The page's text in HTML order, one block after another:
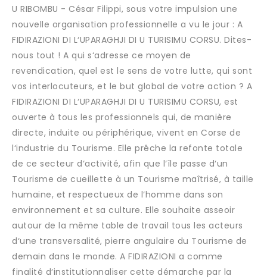
U RIBOMBU - César Filippi, sous votre impulsion une
nouvelle organisation professionnelle a vu le jour : A
FIDIRAZIONI DI L‘UPARAGHJI DI U TURISIMU CORSU. Dites-
nous tout ! A qui s‘adresse ce moyen de
revendication, quel est le sens de votre lutte, qui sont
vos interlocuteurs, et le but global de votre action ? A
FIDIRAZIONI DI L‘UPARAGHJI DI U TURISIMU CORSU, est
ouverte à tous les professionnels qui, de manière
directe, induite ou périphérique, vivent en Corse de
l‘industrie du Tourisme. Elle prêche la refonte totale
de ce secteur d‘activité, afin que l‘île passe d‘un
Tourisme de cueillette à un Tourisme maîtrisé, à taille
humaine, et respectueux de l‘homme dans son
environnement et sa culture. Elle souhaite asseoir
autour de la même table de travail tous les acteurs
d‘une transversalité, pierre angulaire du Tourisme de
demain dans le monde. A FIDIRAZIONI a comme
finalité d‘institutionnaliser cette démarche par la